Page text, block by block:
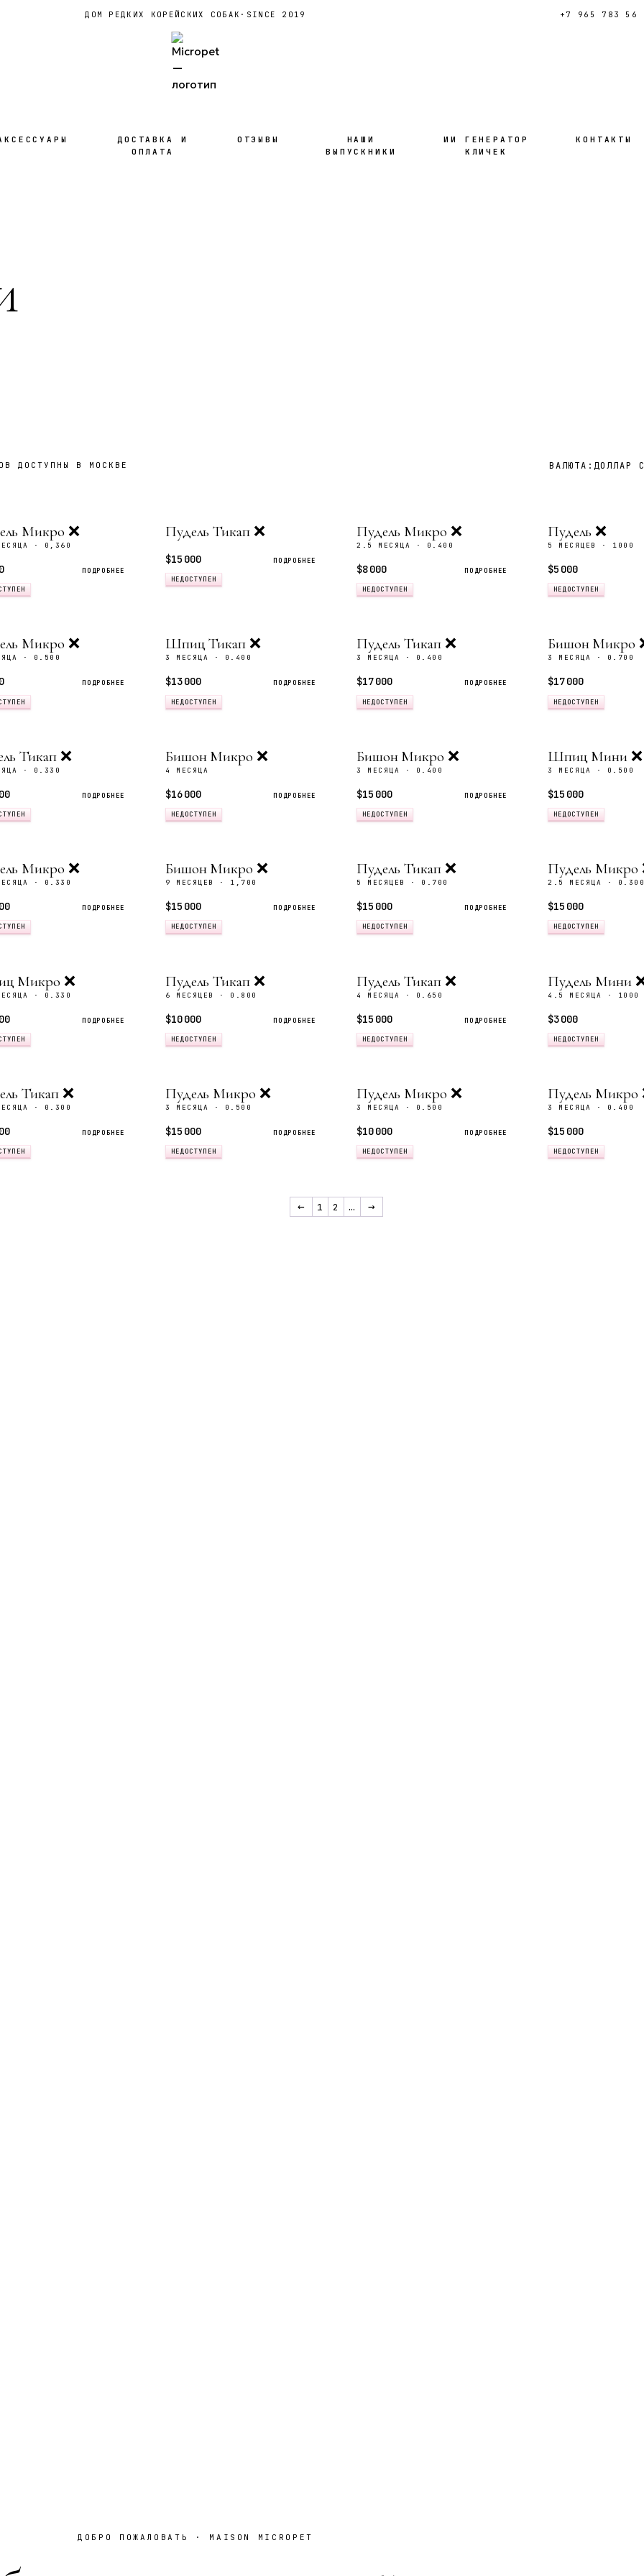
ДОМ РЕДКИХ КОРЕЙСКИХ СОБАК · SINCE 2019 +7 965 783 56
ДОСТАВКА И
ОПЛАТА
ОТЗЫВЫ
НАШИ
ВЫПУСКНИКИ
ИИ ГЕНЕРАТОР
КЛИЧЕК
КОНТАКТЫ
ДОСТУПНЫ В МОСКВЕ ВАЛЮТА:ДОЛЛАР
Микро ❌
· 0,360
ПОДРОБНЕЕ
Пудель Тикап ❌
$15 000 ПОДРОБНЕЕ
НЕДОСТУПЕН
Пудель Микро ❌
2.5 МЕСЯЦА · 0.400
$8 000 ПОДРОБНЕЕ
НЕДОСТУПЕН
Пудель ❌
5 МЕСЯЦЕВ · 1000
$5 000
НЕДОСТУПЕН
Микро ❌
· 0.500
ПОДРОБНЕЕ
Шпиц Тикап ❌
3 МЕСЯЦА · 0.400
$13 000 ПОДРОБНЕЕ
НЕДОСТУПЕН
Пудель Тикап ❌
3 МЕСЯЦА · 0.400
$17 000 ПОДРОБНЕЕ
НЕДОСТУПЕН
Бишон Микро
3 МЕСЯЦА · 0.700
$17 000
НЕДОСТУПЕН
Тикап ❌
· 0.330
ПОДРОБНЕЕ
Бишон Микро ❌
4 МЕСЯЦА
$16 000 ПОДРОБНЕЕ
НЕДОСТУПЕН
Бишон Микро ❌
3 МЕСЯЦА · 0.400
$15 000 ПОДРОБНЕЕ
НЕДОСТУПЕН
Шпиц Мини ❌
3 МЕСЯЦА · 0.500
$15 000
НЕДОСТУПЕН
Микро ❌
· 0.330
ПОДРОБНЕЕ
Бишон Микро ❌
9 МЕСЯЦЕВ · 1,700
$15 000 ПОДРОБНЕЕ
НЕДОСТУПЕН
Пудель Тикап ❌
5 МЕСЯЦЕВ · 0.700
$15 000 ПОДРОБНЕЕ
НЕДОСТУПЕН
Пудель Микро
2.5 МЕСЯЦА ·
$15 000
НЕДОСТУПЕН
Микро ❌
· 0.330
ПОДРОБНЕЕ
Пудель Тикап ❌
6 МЕСЯЦЕВ · 0.800
$10 000 ПОДРОБНЕЕ
НЕДОСТУПЕН
Пудель Тикап ❌
4 МЕСЯЦА · 0.650
$15 000 ПОДРОБНЕЕ
НЕДОСТУПЕН
Пудель Мини
4.5 МЕСЯЦА · 1000
$3 000
НЕДОСТУПЕН
Тикап ❌
· 0.300
ПОДРОБНЕЕ
Пудель Микро ❌
3 МЕСЯЦА · 0.500
$15 000 ПОДРОБНЕЕ
НЕДОСТУПЕН
Пудель Микро ❌
3 МЕСЯЦА · 0.500
$10 000 ПОДРОБНЕЕ
НЕДОСТУПЕН
Пудель Микро
3 МЕСЯЦА · 0.400
$15 000
НЕДОСТУПЕН
← 1 2 … →
ДОБРО ПОЖАЛОВАТЬ · MAISON MICROPET